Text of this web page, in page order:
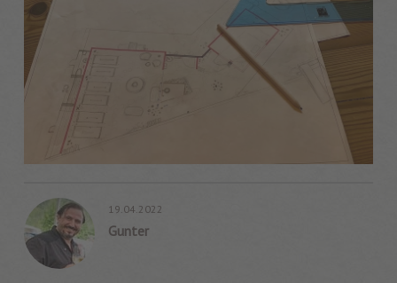
19.04.2022
Gunter